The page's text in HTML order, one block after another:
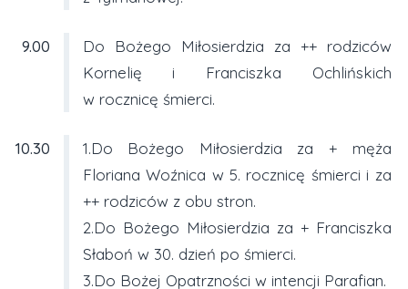
9.00
Do Bożego Miłosierdzia za ++ rodziców
Kornelię i Franciszka Ochlińskich
w rocznicę śmierci.
10.30
1.Do Bożego Miłosierdzia za + męża
Floriana Woźnica w 5. rocznicę śmierci i za
++ rodziców z obu stron.
2.Do Bożego Miłosierdzia za + Franciszka
Słaboń w 30. dzień po śmierci.
3.Do Bożej Opatrzności w intencji Parafian.